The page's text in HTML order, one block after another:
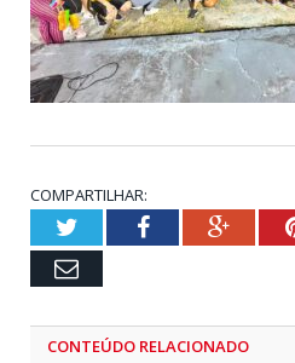
COMPARTILHAR:
TwitterFacebook
Email
CONTEÚDO RELACIONADO